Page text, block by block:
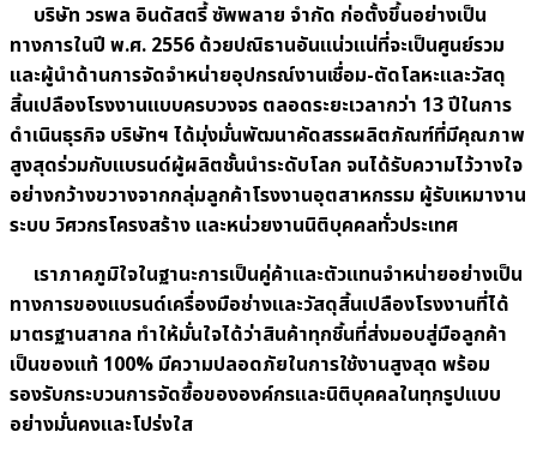
บริษัท วรพล อินดัสตรี้ ซัพพลาย จำกัด ก่อตั้งขึ้นอย่างเป็น
ทางการในปี พ.ศ. 2556 ด้วยปณิธานอันแน่วแน่ที่จะเป็นศูนย์รวม
และผู้นำด้านการจัดจำหน่ายอุปกรณ์งานเชื่อม-ตัดโลหะและวัสดุ
สิ้นเปลืองโรงงานแบบครบวงจร ตลอดระยะเวลากว่า 13 ปีในการ
ดำเนินธุรกิจ บริษัทฯ ได้มุ่งมั่นพัฒนาคัดสรรผลิตภัณฑ์ที่มีคุณภาพ
สูงสุดร่วมกับแบรนด์ผู้ผลิตชั้นนำระดับโลก จนได้รับความไว้วางใจ
อย่างกว้างขวางจากกลุ่มลูกค้าโรงงานอุตสาหกรรม ผู้รับเหมางาน
ระบบ วิศวกรโครงสร้าง และหน่วยงานนิติบุคคลทั่วประเทศ
เราภาคภูมิใจในฐานะการเป็นคู่ค้าและตัวแทนจำหน่ายอย่างเป็น
ทางการของแบรนด์เครื่องมือช่างและวัสดุสิ้นเปลืองโรงงานที่ได้
มาตรฐานสากล ทำให้มั่นใจได้ว่าสินค้าทุกชิ้นที่ส่งมอบสู่มือลูกค้า
เป็นของแท้ 100% มีความปลอดภัยในการใช้งานสูงสุด พร้อม
รองรับกระบวนการจัดซื้อขององค์กรและนิติบุคคลในทุกรูปแบบ
อย่างมั่นคงและโปร่งใส